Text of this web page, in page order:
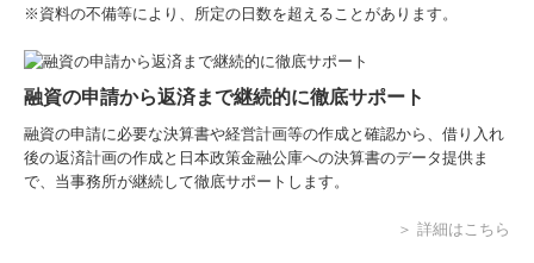
※資料の不備等により、所定の日数を超えることがあります。
融資の申請から返済まで継続的に徹底サポート
融資の申請に必要な決算書や経営計画等の作成と確認から、借り入れ
後の返済計画の作成と日本政策金融公庫への決算書のデータ提供ま
で、当事務所が継続して徹底サポートします。
＞ 詳細はこちら